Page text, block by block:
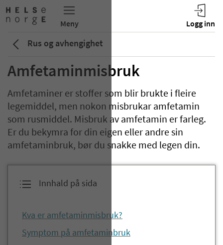
Rus og avhengighet
Amfetaminmisbruk
Amfetaminer er stoffer som blir brukte i fleire
legemiddel, men nokon misbrukar amfetamin
som rusmiddel. Misbruk av amfetamin er farleg.
Er du bekymra for din eigen eller andre sin
amfetaminbruk, bør du snakke med legen din.
Innhald på sida
Kva er amfetaminmisbruk?
Symptom på amfetaminbruk